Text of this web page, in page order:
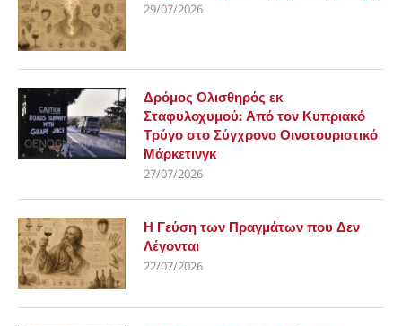
29/07/2026
Δρόμος Ολισθηρός εκ
Σταφυλοχυμού: Από τον Κυπριακό
Τρύγο στο Σύγχρονο Οινοτουριστικό
Μάρκετινγκ
27/07/2026
Η Γεύση των Πραγμάτων που Δεν
Λέγονται
22/07/2026